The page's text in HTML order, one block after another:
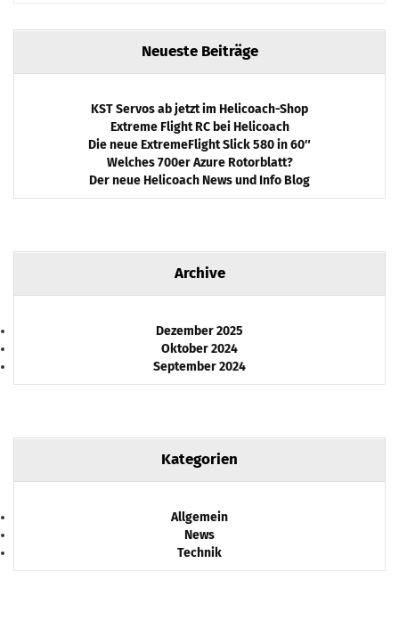
Neueste Beiträge
KST Servos ab jetzt im Helicoach-Shop
Extreme Flight RC bei Helicoach
Die neue ExtremeFlight Slick 580 in 60″
Welches 700er Azure Rotorblatt?
Der neue Helicoach News und Info Blog
Archive
Dezember 2025
Oktober 2024
September 2024
Kategorien
Allgemein
News
Technik